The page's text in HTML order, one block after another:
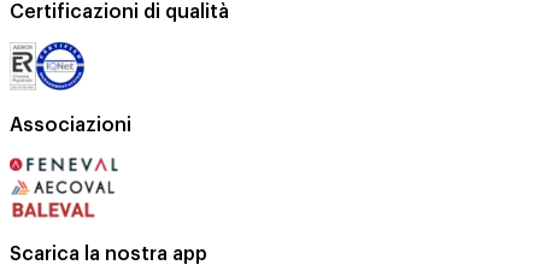
Certificazioni di qualità
Associazioni
Scarica la nostra app